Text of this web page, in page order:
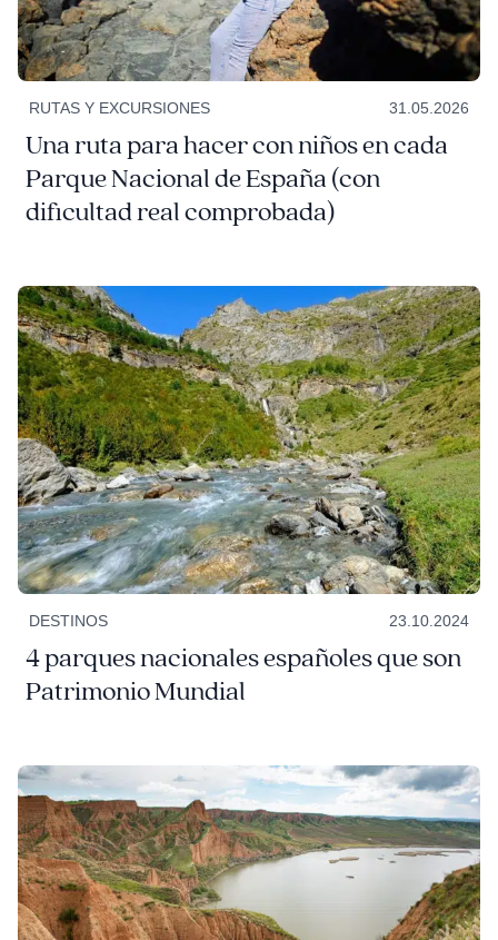
RUTAS Y EXCURSIONES 31.05.2026
Una ruta para hacer con niños en cada
Parque Nacional de España (con
dificultad real comprobada)
DESTINOS 23.10.2024
4 parques nacionales españoles que son
Patrimonio Mundial